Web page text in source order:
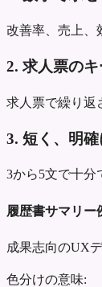
改善率、売上、
2. 求人票の
求人票で繰り返
3. 短く、明
3から5文で十分
履歴書サマリー
成果志向のUX
色分けの意味: